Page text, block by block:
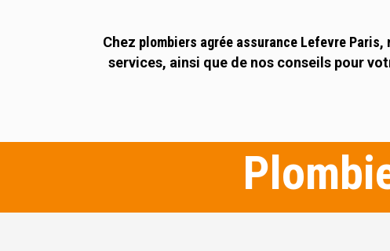
Chez plombiers agrée assurance Lefevre Paris,
services, ainsi que de nos conseils pour